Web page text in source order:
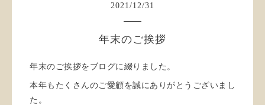
2021 /12/31
年末のご挨拶
年末のご挨拶をブログに綴りました。
本年もたくさんのご愛顧を誠にありがとうございまし
た。